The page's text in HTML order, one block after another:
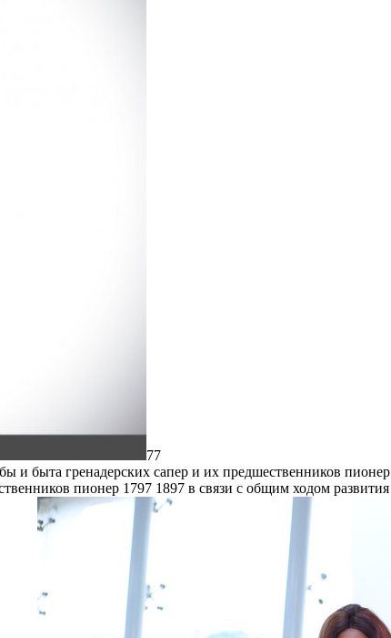
77
и быта гренадерских сапер и их предшественников
пионер 1797 1897 в связи с общим ходом